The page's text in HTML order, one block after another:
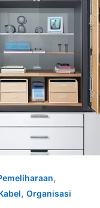
,
, Organisasi